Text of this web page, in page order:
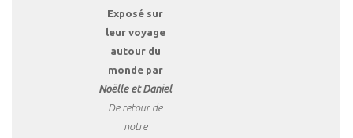
Exposé sur
leur voyage
autour du
monde par
Noëlle et Daniel
De retour de
notre